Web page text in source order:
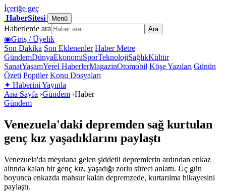
İçeriğe geç
HaberSitesi
Menü
Haberlerde ara Ara
◉Giriş / Üyelik
Son Dakika Son Eklenenler Haber Metre
GündemDünyaEkonomiSporTeknolojiSağlıkKültür
SanatYaşamYerel HaberlerMagazinOtomobil Köşe Yazıları Günün
Özeti Popüler Konu Dosyaları
✦ Haberini Yayınla
Ana Sayfa ›Gündem ›Haber
Gündem
Venezuela'daki depremden sağ kurtulan
genç kız yaşadıklarını paylaştı
Venezuela'da meydana gelen şiddetli depremlerin ardından enkaz
altında kalan bir genç kız, yaşadığı zorlu süreci anlattı. Üç gün
boyunca enkazda mahsur kalan depremzede, kurtarılma hikayesini
paylaştı.